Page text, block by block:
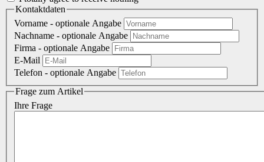
Kontaktdaten
Vorname - optionale Angabe
Nachname - optionale Angabe
Firma - optionale Angabe
E-Mail
Telefon - optionale Angabe
Frage zum Artikel
Ihre Frage